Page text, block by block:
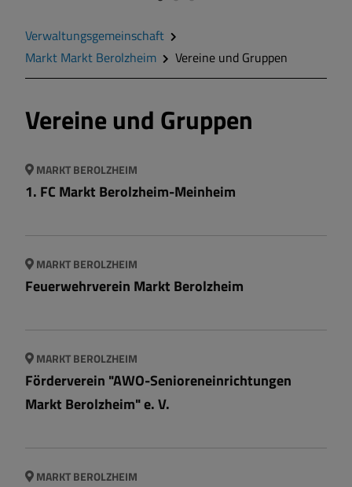
Markt Markt Berolzheim
Gemeinde Meinheim
Verwaltungsgemeinschaft
Markt Markt Berolzheim
Vereine und Gruppen
Vereine und Gruppen
MARKT BEROLZHEIM
1. FC Markt Berolzheim-Meinheim
MARKT BEROLZHEIM
Feuerwehrverein Markt Berolzheim
MARKT BEROLZHEIM
Förderverein "AWO-Senioreneinrichtungen
Markt Berolzheim" e. V.
MARKT BEROLZHEIM